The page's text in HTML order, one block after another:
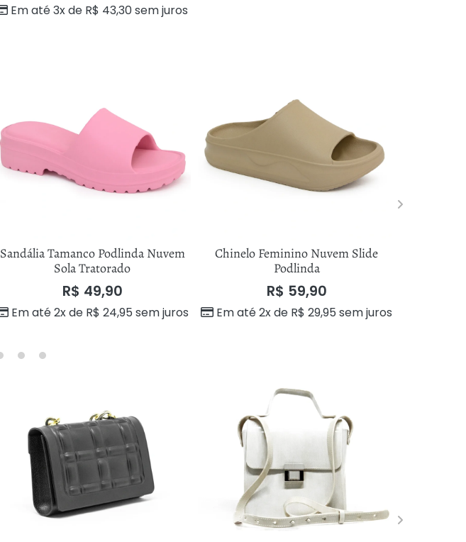
Em até 3x de R$ 43,30sem juros
Sandália Tamanco Podlinda Nuvem
Sola Tratorado
R$ 49,90
Em até 2x de R$ 24,95 sem juros
Chinelo Feminino Nuvem Slide
Podlinda
R$ 59,90
Em até 2x de R$ 29,95 sem juros